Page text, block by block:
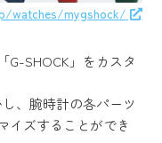
watches/mygshock/
G-SHOCK」をカスタ
、腕時計の各パーツ
イズすることができ